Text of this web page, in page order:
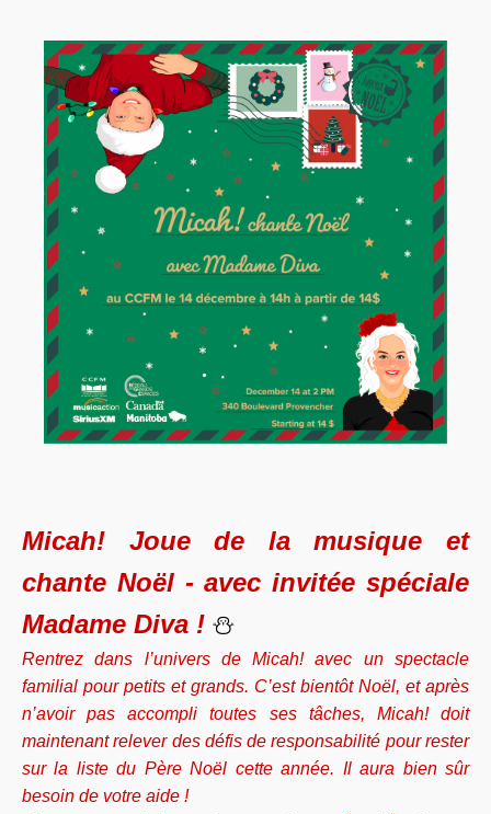
Micah! Joue de la musique et
chante Noël - avec invitée spéciale
Madame Diva ! ⛄
Rentrez dans l’univers de Micah! avec un spectacle
familial pour petits et grands. C’est bientôt Noël, et après
n’avoir pas accompli toutes ses tâches, Micah! doit
maintenant relever des défis de responsabilité pour rester
sur la liste du Père Noël cette année. Il aura bien sûr
besoin de votre aide !